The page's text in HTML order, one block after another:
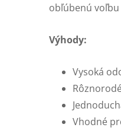
obľúbenú
Výhody:
Vysoká
Vhodné